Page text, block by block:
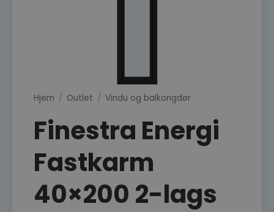
Hjem / Outlet / Vindu og balkongdør
Finestra Energi
Fastkarm
40×200 2-lags